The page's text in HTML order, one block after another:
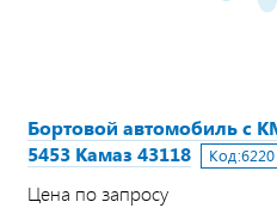
Бортовой автомобиль с
5453 Камаз 43118
Код:6220
Цена по запросу